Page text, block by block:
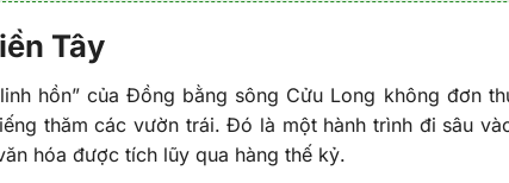
Tây
hồn” của Đồng bằng sông Cửu Long không đơn
thăm các vườn trái. Đó là một hành trình đi sâu
hóa được tích lũy qua hàng thế kỷ.